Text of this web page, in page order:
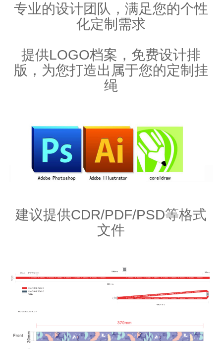
专业的设计团队，满足您的个性
化定制需求
提供LOGO档案，免费设计排
版，为您打造出属于您的定制挂
绳
建议提供CDR/PDF/PSD等格式
文件